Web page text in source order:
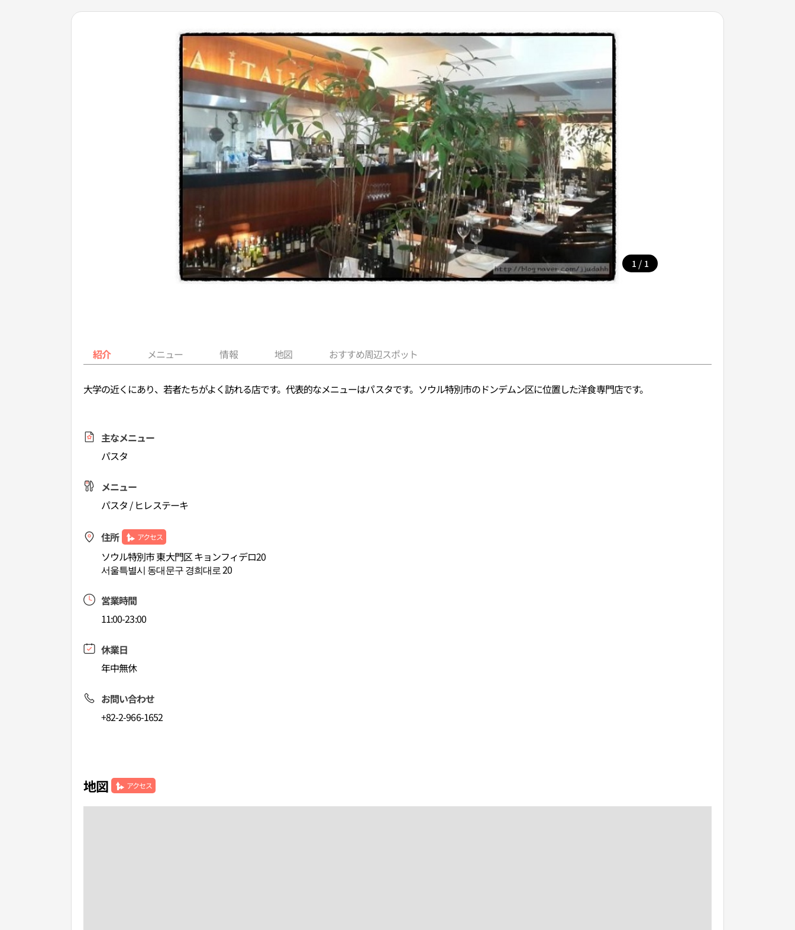
1 / 1
紹介 メニュー 情報 地図 おすすめ周辺スポット
大学の近くにあり、若者たちがよく訪れる店です。代表的なメニューはパスタです。ソウル特別市のドンデムン区に位置した洋食専門店です。
主なメニュー
パスタ
メニュー
パスタ / ヒレステーキ
住所 アクセス
ソウル特別市 東大門区 キョンフィデロ20
서울특별시 동대문구 경희대로 20
営業時間
11:00-23:00
休業日
年中無休
お問い合わせ
+82-2-966-1652
地図 アクセス